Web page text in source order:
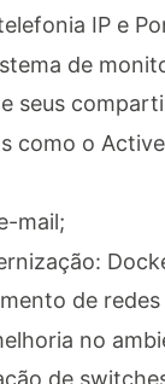
IP e
de
seus
como o
mail;
de
no